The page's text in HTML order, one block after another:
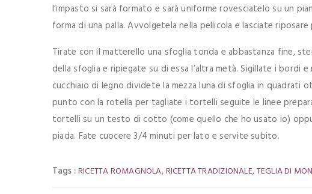
l’impasto si sarà formato e sarà uniforme rovesciatelo su un
forma di una palla. Avvolgetela nella pellicola e lasciate
Tirate con il matterello una sfoglia tonda e abbastanza fine,
della sfoglia e ripiegate su di essa l’altra metà. Sigillate i bordi
cucchiaio di legno dividete la mezza luna di sfoglia in
punto con la rotella per tagliate i tortelli seguite le linee
tortelli su un testo di cotto (come quello che ho usato io)
piada. Fate cuocere 3/4 minuti per lato e servite subito.
Tags :RICETTA ROMAGNOLA,RICETTA TRADIZIONALE,TEGLIA DI